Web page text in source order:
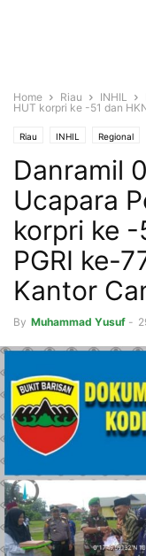
Home Riau INHIL
HUT korpri ke -51 dan
Riau INHIL Regional
Danramil
Ucapara
korpri ke
PGRI ke-
Kantor
By Muhammad Yusuf -